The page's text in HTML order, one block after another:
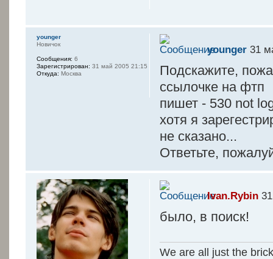
younger 31
Подскажите,
ссылочке на фтп
пишет - 530 not
хотя я
не сказано...
Ответьте,
younger
Новичок
Сообщения: 6
Зарегистрирован: 31 май 2005 21:15
Откуда: Москва
Ivan.Rybin
было, в поиск!
We are all just the